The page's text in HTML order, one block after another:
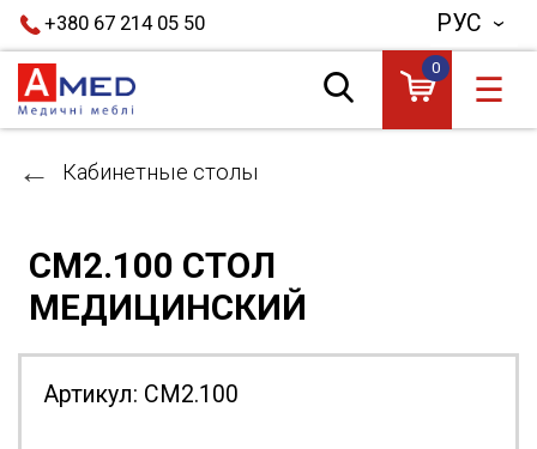
+380 67 214 05 50 РУС
0
☰
Кабинетные столы
СМ2.100 СТОЛ
МЕДИЦИНСКИЙ
Артикул: СМ2.100